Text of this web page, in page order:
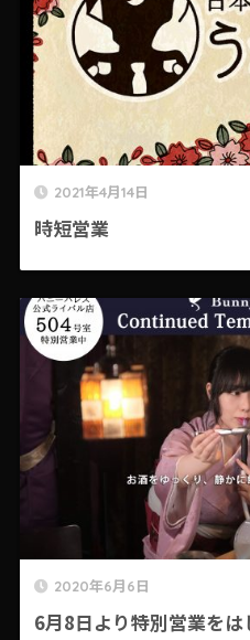
2021年4月14日
時短営業
2020年6月6日
6月8日より特別営業をは